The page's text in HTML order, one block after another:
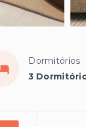
Dormitórios
3